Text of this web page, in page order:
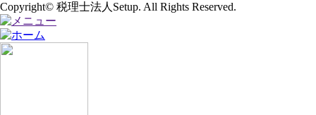
Copyright© 税理士法人Setup. All Rights Reserved.